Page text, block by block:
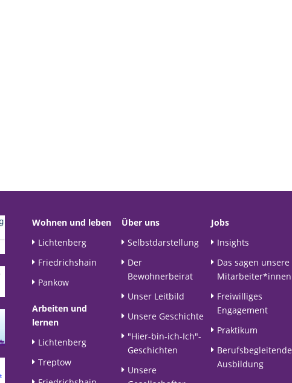
Wohnen und leben
Lichtenberg
Friedrichshain
Pankow
Arbeiten und
lernen
Lichtenberg
Treptow
Über uns
Selbstdarstellung
Der
Bewohnerbeirat
Unser Leitbild
Unsere Geschichte
"Hier-bin-ich-Ich"-
Geschichten
Unsere
Jobs
Insights
Das sagen unsere
Mitarbeiter*innen
Freiwilliges
Engagement
Praktikum
Berufsbegleitende
Ausbildung